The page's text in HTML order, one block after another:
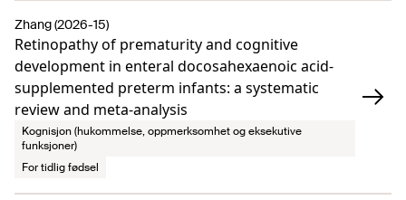
Retinopathy of prematurity and cognitive
development in enteral docosahexaenoic acid-
supplemented preterm infants: a systematic
review and meta-analysis
Zhang (2026-15)
Kognisjon (hukommelse, oppmerksomhet og eksekutive
funksjoner)
For tidlig fødsel